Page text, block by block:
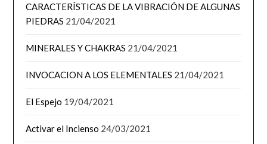
CARACTERÍSTICAS DE LA VIBRACIÓN DE ALGUNAS
PIEDRAS 21/04/2021
MINERALES Y CHAKRAS 21/04/2021
INVOCACION A LOS ELEMENTALES 21/04/2021
El Espejo 19/04/2021
Activar el Incienso 24/03/2021